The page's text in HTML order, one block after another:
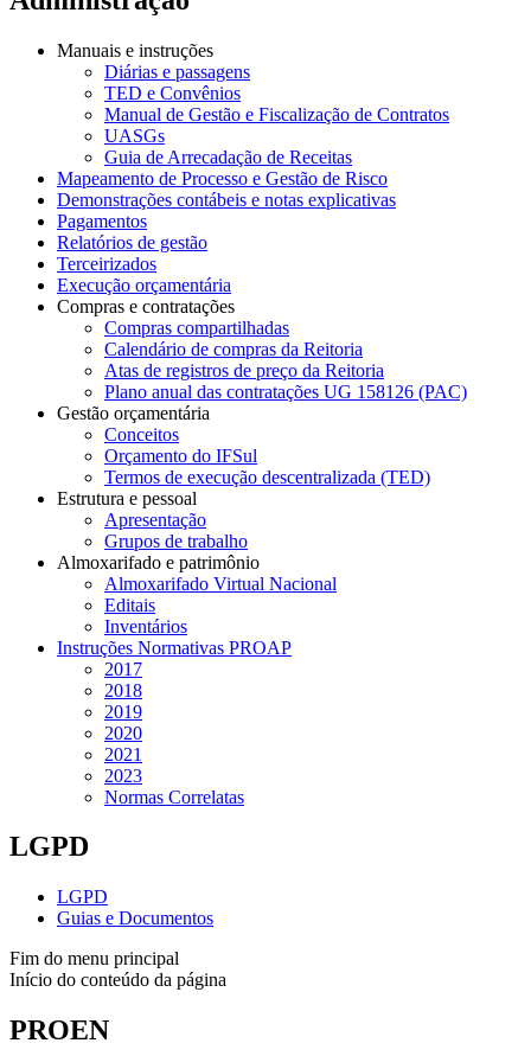
Manuais e instruções
Diárias e passagens
TED e Convênios
Manual de Gestão e Fiscalização de Contratos
UASGs
Guia de Arrecadação de Receitas
Mapeamento de Processo e Gestão de Risco
Demonstrações contábeis e notas explicativas
Pagamentos
Relatórios de gestão
Terceirizados
Execução orçamentária
Compras e contratações
Compras compartilhadas
Calendário de compras da Reitoria
Atas de registros de preço da Reitoria
Plano anual das contratações UG 158126 (PAC)
Gestão orçamentária
Conceitos
Orçamento do IFSul
Termos de execução descentralizada (TED)
Estrutura e pessoal
Apresentação
Grupos de trabalho
Almoxarifado e patrimônio
Almoxarifado Virtual Nacional
Editais
Inventários
Instruções Normativas PROAP
2017
2018
2019
2020
2021
2023
Normas Correlatas
LGPD
LGPD
Guias e Documentos
Fim do menu principal
Início do conteúdo da página
PROEN